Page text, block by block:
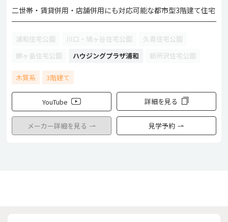
二世帯・賃貸併用・店舗併用にも対応可能な都市型3階建て住宅
浦和住宅公園 川口・鳩ヶ谷住宅公園
久喜住宅公園
鶴ヶ島住宅公園
ハウジングプラザ浦和 新所沢住宅公園
木質系 3階建て
YouTube 詳細を見る
メーカー詳細を見る 見学予約